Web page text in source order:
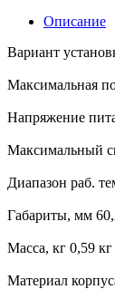
Описание
Вариант
Максимальная
Напряжение
Максимальный
Диапазон раб.
Габариты, мм
Масса, кг 0,59 кг
Материал